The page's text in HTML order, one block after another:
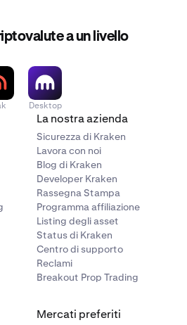
a un livello
Desktop
La nostra azienda
Sicurezza di Kraken
Lavora con noi
Blog di Kraken
Developer Kraken
Rassegna Stampa
Programma affiliazione
Listing degli asset
Status di Kraken
Centro di supporto
Reclami
Breakout Prop Trading
Mercati preferiti